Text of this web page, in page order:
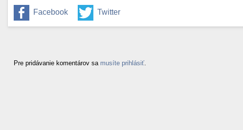
Facebook Twitter
Pre pridávanie komentárov sa musíte prihlásiť